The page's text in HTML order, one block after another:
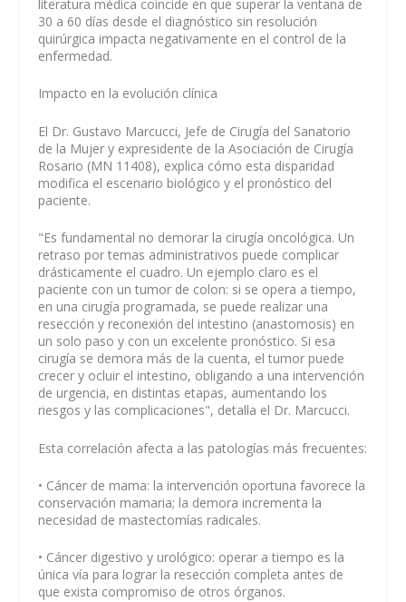
literatura médica coincide en que superar la ventana de
30 a 60 días desde el diagnóstico sin resolución
quirúrgica impacta negativamente en el control de la
enfermedad.
Impacto en la evolución clínica
El Dr. Gustavo Marcucci, Jefe de Cirugía del Sanatorio
de la Mujer y expresidente de la Asociación de Cirugía
Rosario (MN 11408), explica cómo esta disparidad
modifica el escenario biológico y el pronóstico del
paciente.
"Es fundamental no demorar la cirugía oncológica. Un
retraso por temas administrativos puede complicar
drásticamente el cuadro. Un ejemplo claro es el
paciente con un tumor de colon: si se opera a tiempo,
en una cirugía programada, se puede realizar una
resección y reconexión del intestino (anastomosis) en
un solo paso y con un excelente pronóstico. Si esa
cirugía se demora más de la cuenta, el tumor puede
crecer y ocluir el intestino, obligando a una intervención
de urgencia, en distintas etapas, aumentando los
riesgos y las complicaciones", detalla el Dr. Marcucci.
Esta correlación afecta a las patologías más frecuentes:
• Cáncer de mama: la intervención oportuna favorece la
conservación mamaria; la demora incrementa la
necesidad de mastectomías radicales.
• Cáncer digestivo y urológico: operar a tiempo es la
única vía para lograr la resección completa antes de
que exista compromiso de otros órganos.